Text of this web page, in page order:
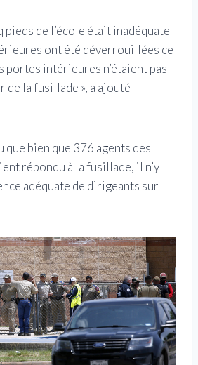
pieds de l’école était inadéquate
ont été déverrouillées ce
intérieures n’étaient pas
la fusillade », a ajouté
que bien que 376 agents des
répondu à la fusillade, il n’y
adéquate de dirigeants sur